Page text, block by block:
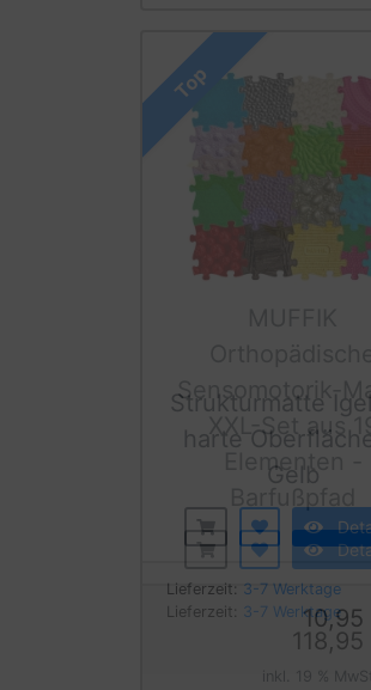
Strukturmatte
harte
Gelb
Lieferzeit: 3-7 Werktage
10,95